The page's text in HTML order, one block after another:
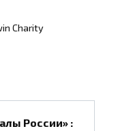
Charity
России» :